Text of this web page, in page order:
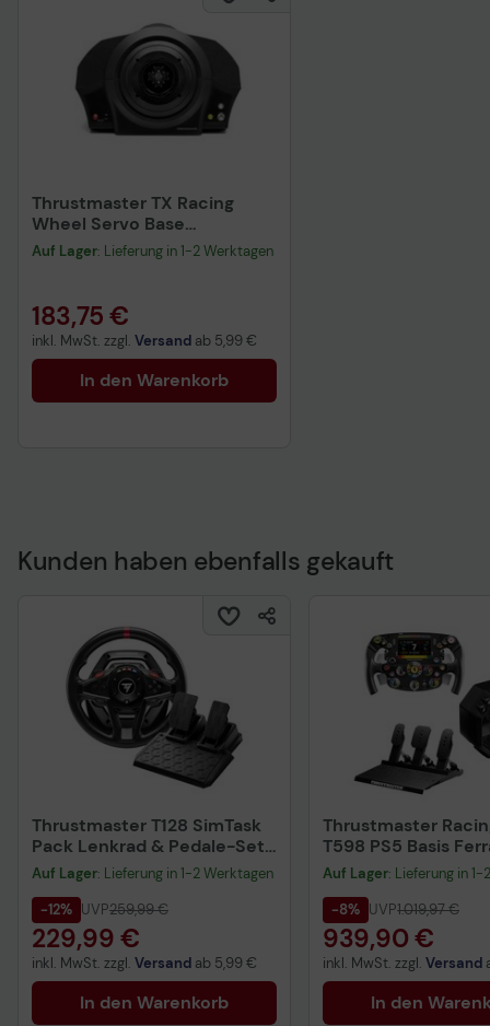
Thrustmaster TX Racing
Wheel Servo Base
Lenkradbasis
kabelgebunden - für PC,
Auf Lager: Lieferung in 1-2 Werktagen
183,75 €
inkl. MwSt. zzgl. Versand ab 5,99 €
In den Warenkorb
Kunden haben ebenfalls gekauft
Thrustmaster T128 SimTask
Pack Lenkrad & Pedale-Set
kabelgebunden
Auf Lager: Lieferung in 1-2 Werktagen
-12% UVP259,99 €
229,99 €
inkl. MwSt. zzgl. Versand ab 5,99 €
In den Warenkorb
Thrustmaster
T598 PS5 Basis
Lenkrad Pedals III
Auf Lager: Lieferung in
-8% UVP1.019,97 €
939,90 €
inkl. MwSt. zzgl. Versand
In den